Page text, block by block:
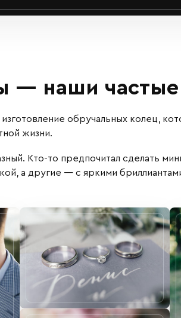
— наши частые
обручальных колец,
жизни.
Кто-то предпочитал сделать
а другие — с яркими